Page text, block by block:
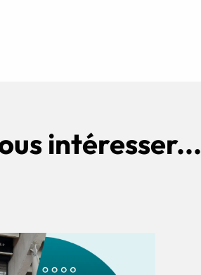
intéresser...